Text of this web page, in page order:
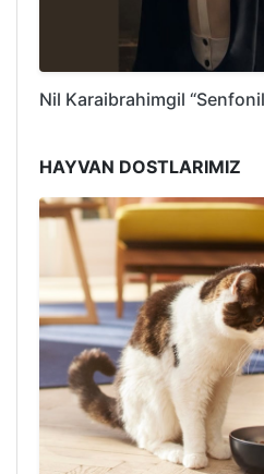
Nil Karaibrahimgil
HAYVAN DOSTLARIMIZ